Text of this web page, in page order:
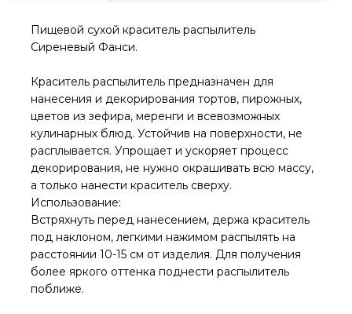
Пищевой сухой краситель распылитель
Сиреневый Фанси.
Краситель распылитель предназначен для
нанесения и декорирования тортов, пирожных,
цветов из зефира, меренги и всевозможных
кулинарных блюд. Устойчив на поверхности, не
расплывается. Упрощает и ускоряет процесс
декорирования, не нужно окрашивать всю массу,
а только нанести краситель сверху.
Использование:
Встряхнуть перед нанесением, держа краситель
под наклоном, легкими нажимом распылять на
расстоянии 10-15 см от изделия. Для получения
более яркого оттенка поднести распылитель
поближе.